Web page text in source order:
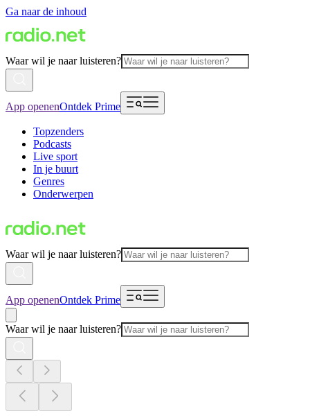
Ga naar de inhoud
Waar wil je naar luisteren?
App openenOntdek Prime
Topzenders
Podcasts
Live sport
In je buurt
Genres
Onderwerpen
Waar wil je naar luisteren?
App openenOntdek Prime
Waar wil je naar luisteren?